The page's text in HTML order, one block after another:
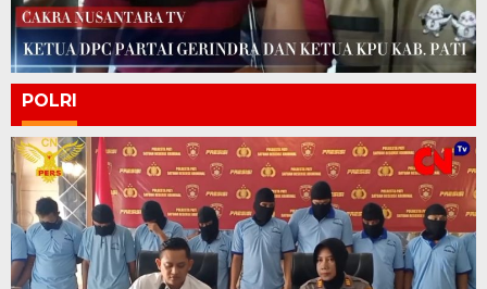
POLRI